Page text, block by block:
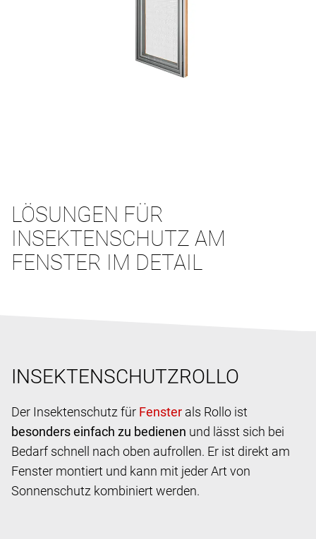
LÖSUNGEN FÜR
INSEKTENSCHUTZ AM
FENSTER IM DETAIL
INSEKTENSCHUTZROLLO
Der Insektenschutz für
als Rollo ist
besonders einfach zu bedienen und lässt sich bei
Bedarf schnell nach oben aufrollen. Er ist direkt am
Fenster montiert und kann mit jeder Art von
Sonnenschutz kombiniert werden.